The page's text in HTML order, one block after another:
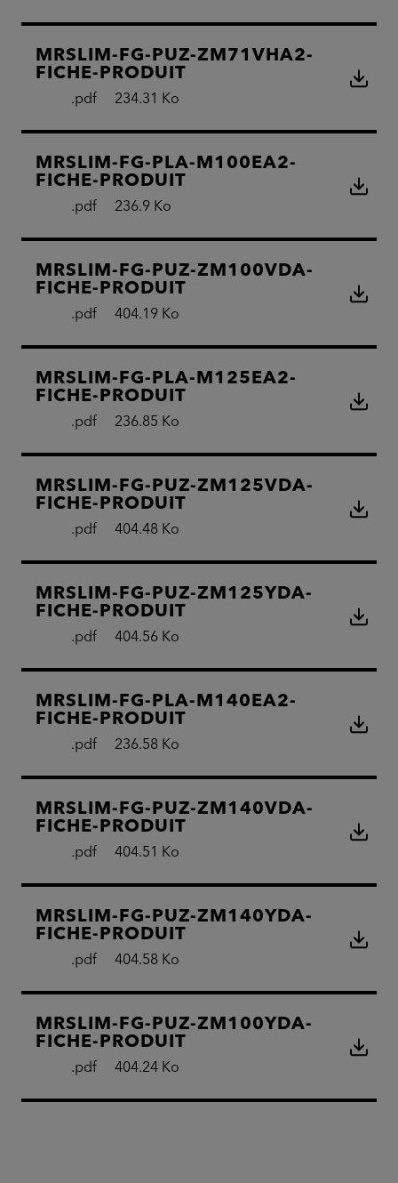
MRSLIM-FG-PUZ-ZM71VHA2-
FICHE-PRODUIT
.pdf 234.31 Ko
MRSLIM-FG-PLA-M100EA2-
FICHE-PRODUIT
.pdf 236.9 Ko
MRSLIM-FG-PUZ-ZM100VDA-
FICHE-PRODUIT
.pdf 404.19 Ko
MRSLIM-FG-PLA-M125EA2-
FICHE-PRODUIT
.pdf 236.85 Ko
MRSLIM-FG-PUZ-ZM125VDA-
FICHE-PRODUIT
.pdf 404.48 Ko
MRSLIM-FG-PUZ-ZM125YDA-
FICHE-PRODUIT
.pdf 404.56 Ko
MRSLIM-FG-PLA-M140EA2-
FICHE-PRODUIT
.pdf 236.58 Ko
MRSLIM-FG-PUZ-ZM140VDA-
FICHE-PRODUIT
.pdf 404.51 Ko
MRSLIM-FG-PUZ-ZM140YDA-
FICHE-PRODUIT
.pdf 404.58 Ko
MRSLIM-FG-PUZ-ZM100YDA-
FICHE-PRODUIT
.pdf 404.24 Ko